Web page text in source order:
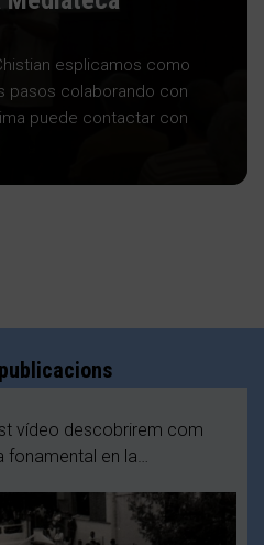
esplicamos como
pasos colaborando con
puede contactar con
vídeo descobrirem com
fonamental en la…